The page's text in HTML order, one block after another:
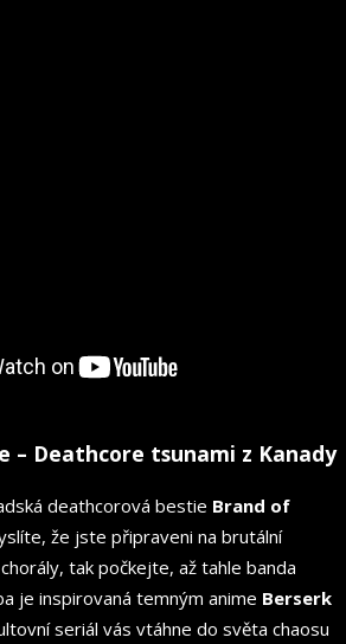
– Deathcore tsunami z Kanady
deathcorová bestie Brand of
že jste připraveni na brutální
tak počkejte, až tahle banda
je inspirovaná temným anime Berserk
seriál vás vtáhne do světa chaosu